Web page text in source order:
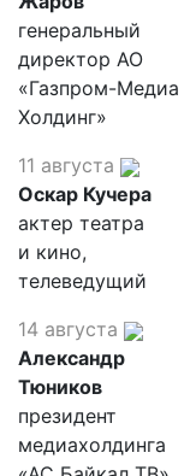
генеральный
директор АО
«Газпром-Медиа
Холдинг»
11 августа
Оскар Кучера
актер театра
и кино,
телеведущий
14 августа
Александр
Тюников
президент
медиахолдинга